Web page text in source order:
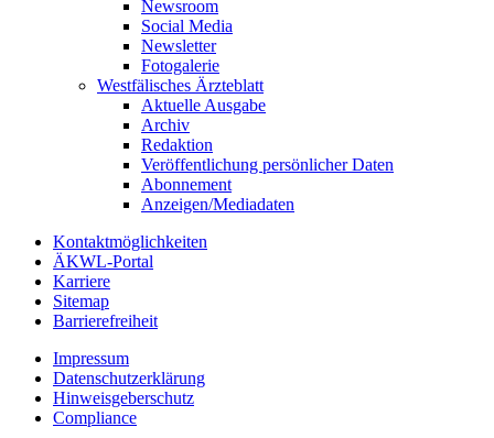
Newsroom
Social Media
Newsletter
Fotogalerie
Westfälisches Ärzteblatt
Aktuelle Ausgabe
Archiv
Redaktion
Veröffentlichung persönlicher Daten
Abonnement
Anzeigen/Mediadaten
Kontaktmöglichkeiten
ÄKWL-Portal
Karriere
Sitemap
Barrierefreiheit
Impressum
Datenschutzerklärung
Hinweisgeberschutz
Compliance